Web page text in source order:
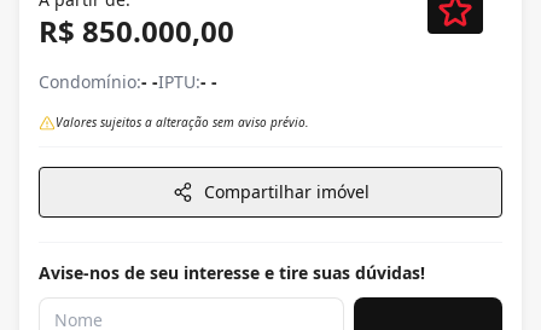
R$ 850.000,00
Condomínio:- -IPTU:- -
Valores sujeitos a alteração sem aviso prévio.
Compartilhar imóvel
Avise-nos de seu interesse e tire suas dúvidas!